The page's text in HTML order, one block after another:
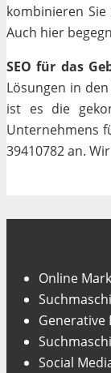
kombinieren
Auch hier
SEO für das
Lösungen in
ist es die
Unternehmens
39410782 an.
Online
Generative
Social